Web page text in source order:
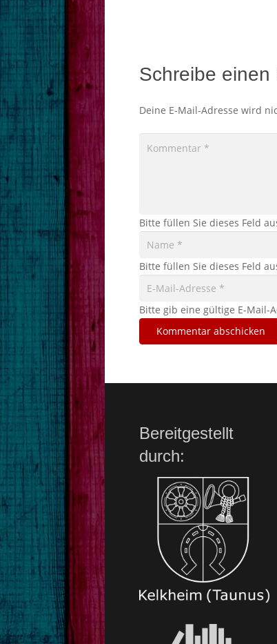
Schreibe einen
Deine E-Mail-Adresse wird
Bitte füllen Sie dieses Feld
Bitte füllen Sie dieses Feld
Bitte gib eine gültige E-Mail-
Kommentar abschicken
Bereitgestellt
durch: